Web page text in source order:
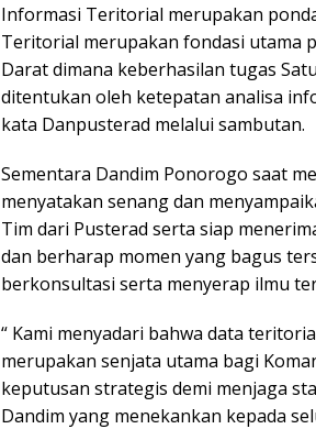
Informasi Teritorial merupakan
Teritorial merupakan fondasi utama
Darat dimana keberhasilan tugas
ditentukan oleh ketepatan analisa
kata Danpusterad melalui sambutan.
Sementara Dandim Ponorogo saat
menyatakan senang dan
Tim dari Pusterad serta siap
dan berharap momen yang bagus
berkonsultasi serta menyerap ilmu
“ Kami menyadari bahwa data
merupakan senjata utama bagi
keputusan strategis demi menjaga
Dandim yang menekankan kepada